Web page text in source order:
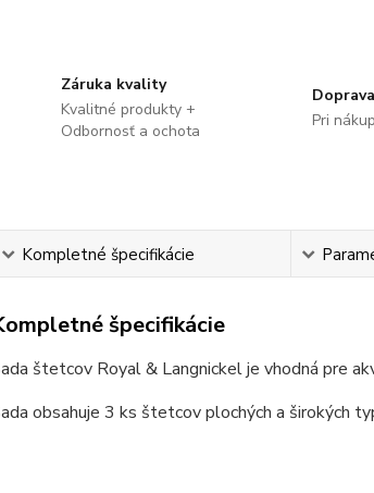
Záruka kvality
Kvalitné produkty +
Odbornosť a ochota
Pri
Kompletné špecifikácie
špecifikácie
štetcov Royal & Langnickel je vhodná pre
obsahuje 3 ks štetcov plochých a širokých